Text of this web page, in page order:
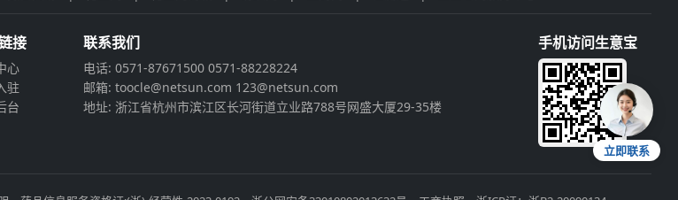
立即联系
接
心
驻
台
联系我们
电话: 0571-87671500 0571-88228224
邮箱: toocle@netsun.com 123@netsun.com
地址: 浙江省杭州市滨江区长河街道立业路788号网盛大厦29-35楼
手机访问生意宝